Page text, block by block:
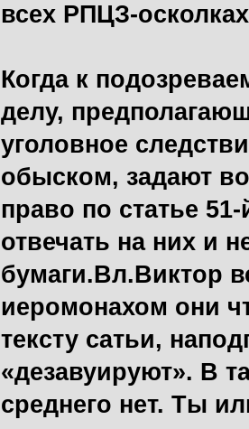
всех РПЦЗ-
Когда к
делу,
уголовное
обыском, задают
право по статье
отвечать на них и
бумаги.Вл.Виктор
иеромонахом они
тексту сатьи,
«дезавуируют». В
среднего нет. Ты